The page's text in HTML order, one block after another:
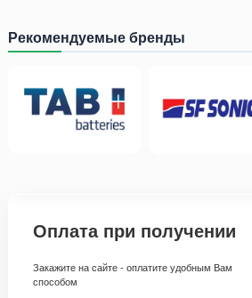
Рекомендуемые бренды
Оплата при получении
Закажите на сайте - оплатите удобным Вам
способом